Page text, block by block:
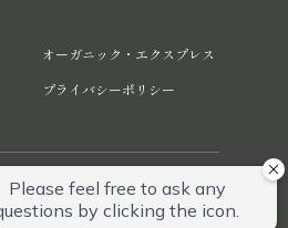
オーガニック・エクスプレス
プライバシーポリシー